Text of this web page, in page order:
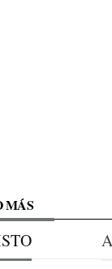
MÁS